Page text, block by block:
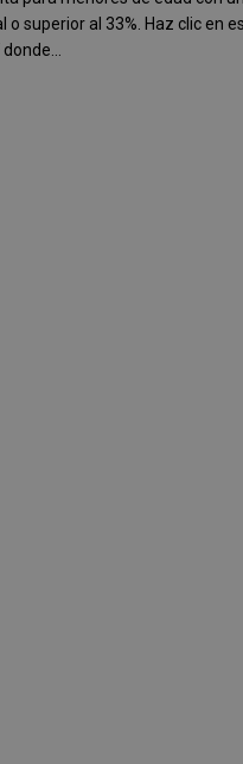
o superior al 33%. Haz clic en